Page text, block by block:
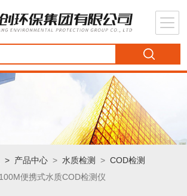
> 产品中心 >水质检测 >COD检测
便携式水质COD检测仪